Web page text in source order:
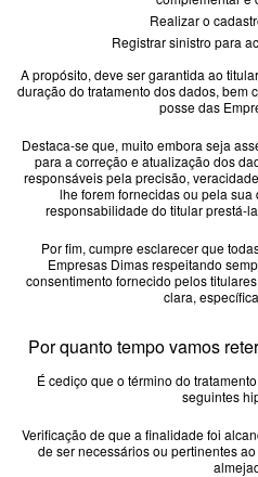
Realizar o
Registrar sinistro para
A propósito, deve ser garantida ao
duração do tratamento dos dados, bem
posse das
Destaca-se que, muito embora seja
para a correção e atualização dos
responsáveis pela precisão,
lhe forem fornecidas ou pela
responsabilidade do titular prestá-
Por fim, cumpre esclarecer que
Empresas Dimas respeitando
consentimento fornecido pelos
clara,
Por quanto tempo vamos
É cediço que o término do
seguintes
Verificação de que a finalidade foi
de ser necessários ou pertinentes